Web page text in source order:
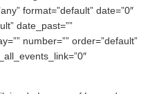
format=”default” date=”0″
date_past=””
number=”” order=”default”